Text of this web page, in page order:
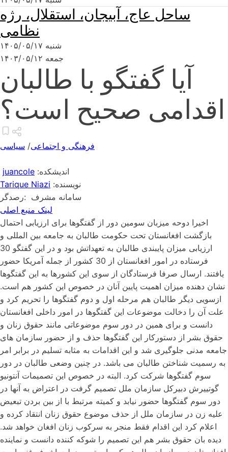
ساحل عاج، آبیجان، استقلال، رژه
نظامی
شنبه ۱۴۰۵/۰۵/۱۷
جمعه ۱۴۰۳/۰۵/۱۲
آیا گفتگو با طالبان
اقدامی صحیح است؟
فرهنگی و اجتماعی/ سیاسی
juancole :اندیشکده
Tarique Niazi :نویسنده
سامانه مشرف :رصدگر
لینک منبع اصلی
اخیرا دوحه میزبان سومین دور از گفتگوها برای ارزیابی احتمال
بازگشت افغانستان تحت حکومت طالبان به جامعه بین المللی و
ارزیابی میزان پایبندی طالبان به تعهداتش بود و در این گفتگو 30
فرستاده در امور افغانستان از 30 کشور از جمله آمریکا حضور
یافتند. ارسال صرفا فرستادگان از سوی این کشورها به این گفتگوها
نشان دهنده میزان اهمیت پایین آنان در خصوص این کشور هم است.
ازسویی دیگر طالبان هم مرحله اول و دوم گفتگوها را تحریم کرد و
علت آن را دخالت موضوعات این گفتگوها در امور داخلی افغانستان
دانست و برای همین در دور سوم موضوعاتی مانند حقوق زنان و
حقوق بشر از دستورکار این گفتگوها حذف و از حضور سازمان های
جامعه مدنی جلوگیری شد و این اقدامات به مثابه تسلیم در برابر امر
به رسمیت شناختن طالبان می باشد. در چنین وضعی طالبان در دور
سوم گفتگوها شرکت کرد. البته در خصوص این تصمیمات آنتونیو
گوتییرش دبیرکل سازمان ملل تصمیم گرفت در اعتراض به آنها در
دور سوم گفتگوها حضور نیابد و کمیته مرتبط با از بین بردن تبعیض
علیه زن در سازمان ملل از حذف موضوع حقوق زنان انتقاد کرده و
اعلام کرد این اقدام فقط منجر به سرکوب زنان افغان خواهد شد.
دیده بان حقوق بشر هم این تصمیم را شوکه کننده دانست و نماینده